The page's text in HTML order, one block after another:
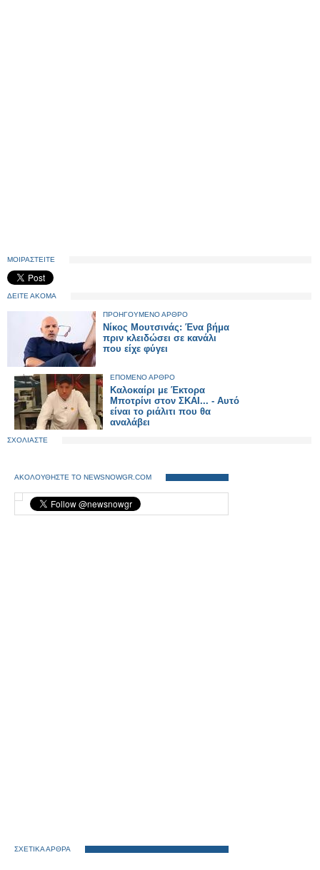
ΜΟΙΡΑΣΤΕΙΤΕ
ΔΕΙΤΕ ΑΚΟΜΑ
ΠΡΟΗΓΟΥΜΕΝΟ ΑΡΘΡΟ
Νίκος Μουτσινάς: Ένα βήμα
πριν κλειδώσει σε κανάλι
που είχε φύγει
ΕΠΟΜΕΝΟ ΑΡΘΡΟ
Καλοκαίρι με Έκτορα
Μποτρίνι στον ΣΚΑΙ... - Αυτό
είναι το ριάλιτι που θα
αναλάβει
ΣΧΟΛΙΑΣΤΕ
ΑΚΟΛΟΥΘΗΣΤΕ ΤΟ NEWSNOWGR.COM
ΣΧΕΤΙΚΑ ΑΡΘΡΑ